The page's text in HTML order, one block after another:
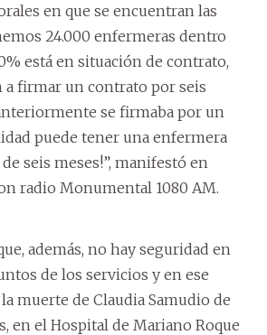
en que se encuentran las
24.000 enfermeras dentro
está en situación de contrato,
a firmar un contrato por seis
se firmaba por un
puede tener una enfermera
seis meses!”, manifestó en
radio Monumental 1080 AM.
además, no hay seguridad en
de los servicios y en ese
muerte de Claudia Samudio de
en el Hospital de Mariano Roque